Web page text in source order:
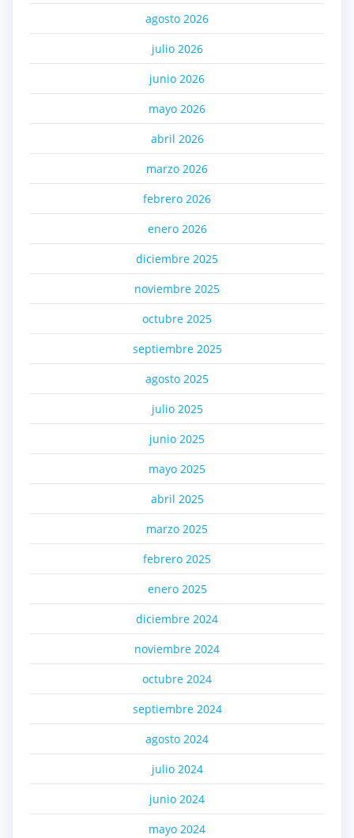
agosto 2026
julio 2026
junio 2026
mayo 2026
abril 2026
marzo 2026
febrero 2026
enero 2026
diciembre 2025
noviembre 2025
octubre 2025
septiembre 2025
agosto 2025
julio 2025
junio 2025
mayo 2025
abril 2025
marzo 2025
febrero 2025
enero 2025
diciembre 2024
noviembre 2024
octubre 2024
septiembre 2024
agosto 2024
julio 2024
junio 2024
mayo 2024